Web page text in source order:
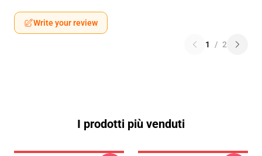
Write your review
1 / 2
I prodotti più venduti